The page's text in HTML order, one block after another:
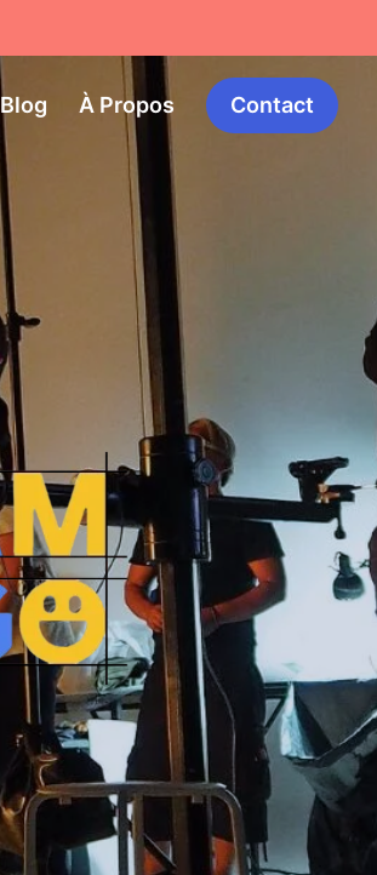
Blog À Propos Contact